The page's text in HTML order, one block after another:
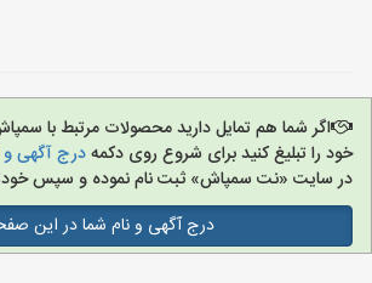
اگر شما هم تمایل دارید محصولات مرتبط با
خود را تبلیغ کنید برای شروع روی دکمهدرج آگهی و
در سایت «نت سمپاش» ثبت نام نموده و سپس
درج آگهی و نام شما در این